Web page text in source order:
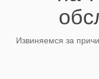
Извиняемся за